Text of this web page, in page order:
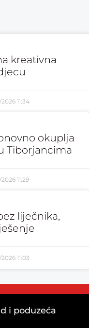
kreativna
11:34
okuplja
Tiborjancima
11:29
liječnika,
11:03
i poduzeća